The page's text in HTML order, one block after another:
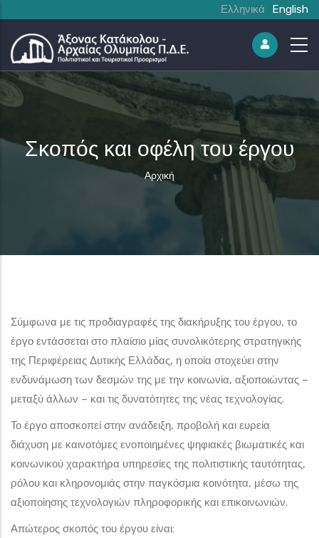
Ελληνικά English
Σκοπός και οφέλη του έργου
Breadcrumb
Αρχική
Σύμφωνα με τις προδιαγραφές της διακήρυξης του έργου, το
έργο εντάσσεται στο πλαίσιο μίας συνολικότερης στρατηγικής
της Περιφέρειας Δυτικής Ελλάδας, η οποία στοχεύει στην
ενδυνάμωση των δεσμών της με την κοινωνία, αξιοποιώντας –
μεταξύ άλλων – και τις δυνατότητες της νέας τεχνολογίας.
Το έργο αποσκοπεί στην ανάδειξη, προβολή και ευρεία
διάχυση με καινοτόμες ενοποιημένες ψηφιακές βιωματικές και
κοινωνικού χαρακτήρα υπηρεσίες της πολιτιστικής ταυτότητας,
ρόλου και κληρονομιάς στην παγκόσμια κοινότητα, μέσω της
αξιοποίησης τεχνολογιών πληροφορικής και επικοινωνιών.
Απώτερος σκοπός του έργου είναι: